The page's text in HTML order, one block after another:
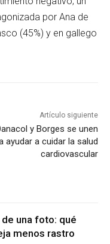
por Ana de
(45%) y en gallego
Artículo siguiente
y Borges se unen
ayudar a cuidar la salud
cardiovascular
una foto: qué
menos rastro